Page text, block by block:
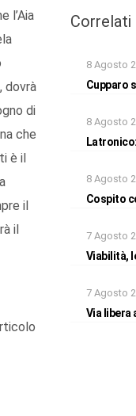
l’Aia
dovrà
di
che
è il
il
il
Correlati
8 Agosto
Cupparo
8 Agosto
8 Agosto
Cospito
7 Agosto
Viabilità,
7 Agosto
Via libera